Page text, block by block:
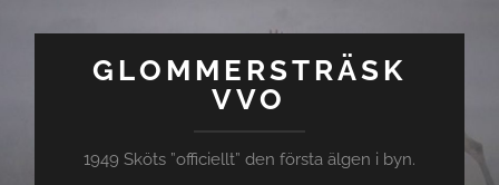
GLOMMERSTRÄSK
VVO
1949 Sköts ”officiellt” den första älgen i byn.